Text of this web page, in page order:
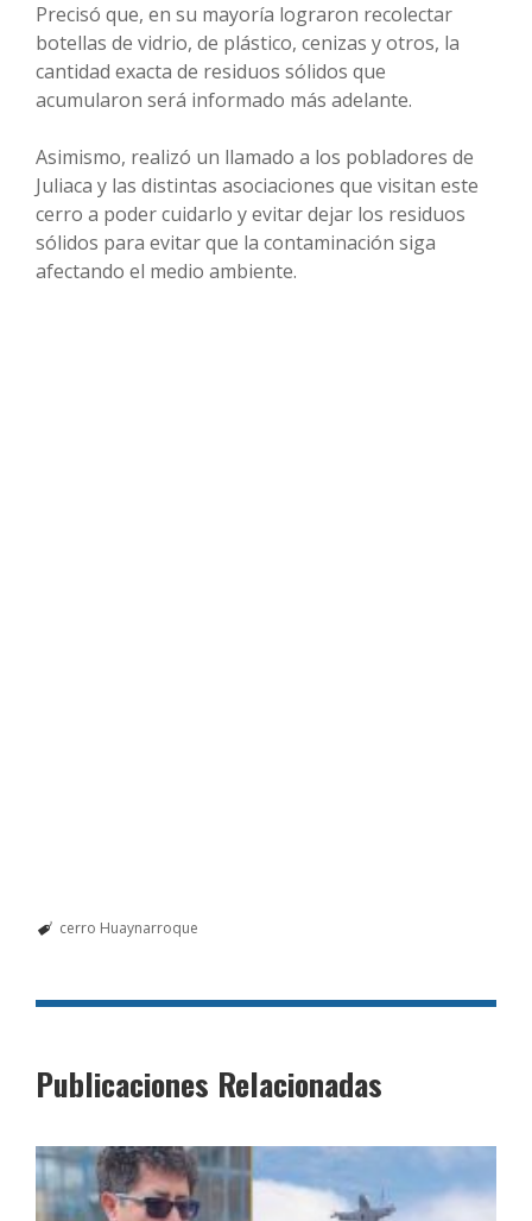
Precisó que, en su mayoría lograron recolectar
botellas de vidrio, de plástico, cenizas y otros, la
cantidad exacta de residuos sólidos que
acumularon será informado más adelante.
Asimismo, realizó un llamado a los pobladores de
Juliaca y las distintas asociaciones que visitan este
cerro a poder cuidarlo y evitar dejar los residuos
sólidos para evitar que la contaminación siga
afectando el medio ambiente.
cerro Huaynarroque
Publicaciones Relacionadas